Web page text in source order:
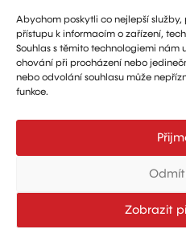
Abychom poskytli co nejlepší
přístupu k informacím o zařízení,
Souhlas s těmito technologiemi
chování při procházení nebo
nebo odvolání souhlasu může
funkce.
Zobrazit
Technology and
aerohangar